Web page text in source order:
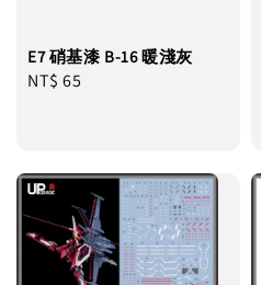
E7 硝基漆 B-16 暖淺灰
Regular
NT$ 65